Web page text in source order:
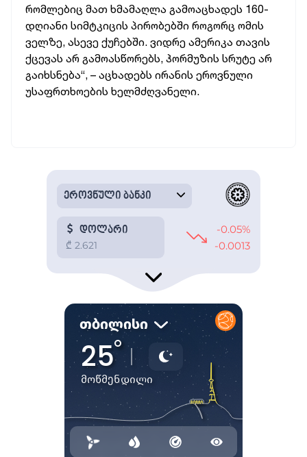
რომლებიც მათ ხმამაღლა გამოაცხადეს 160-
დღიანი სიმტკიცის პირობებში როგორც ომის
ველზე, ასევე ქუჩებში. ვიდრე ამერიკა თავის
ქცევას არ გამოასწორებს, ჰორმუზის სრუტე არ
გაიხსნება“, – აცხადებს ირანის ეროვნული
უსაფრთხოების ხელმძღვანელი.